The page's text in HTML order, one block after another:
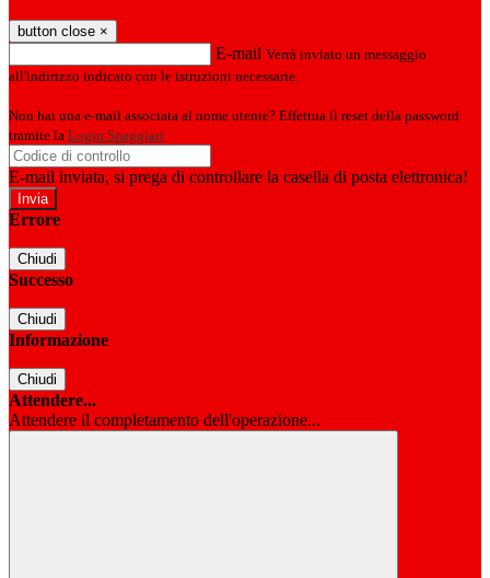
button close ×
E-mail Verrà inviato un messaggio
all'indirizzo indicato con le istruzioni necessarie.
Non hai una e-mail associata al nome utente? Effettua il reset della password
tramite la Login Spaggiari
E-mail inviata, si prega di controllare la casella di posta elettronica!
Errore
Chiudi
Successo
Chiudi
Informazione
Chiudi
Attendere...
Attendere il completamento dell'operazione...